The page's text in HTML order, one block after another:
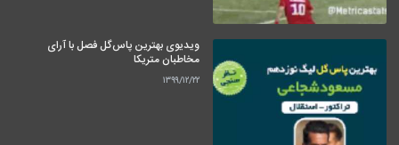
ویدیوی بهترین پاس‌گل فصل با آرای
مخاطبان متریکا
۱۳۹۹/۱۲/۲۲